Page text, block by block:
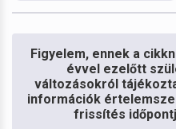
Figyelem, ennek a
évvel ezelőtt
változásokról
információk
frissítés